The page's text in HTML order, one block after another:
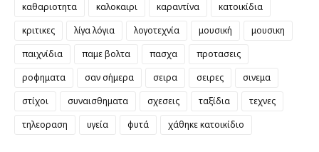
καθαριοτητα
καλοκαιρι καραντίνα
κατοικίδια
κριτικες
λίγα λόγια λογοτεχνία μουσική
μουσικη
παιχνίδια
παμε βολτα πασχα
προτασεις
ροφηματα
σαν σήμερα σειρα σειρες
σινεμα
στίχοι
συναισθηματα σχεσεις ταξίδια
τεχνες
τηλεοραση
υγεία φυτά χάθηκε κατοικίδιο